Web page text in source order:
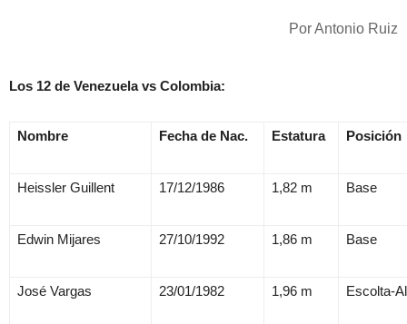
Por Antonio Ruiz
Los 12 de Venezuela vs Colombia:
Nombre Fecha de Nac. Estatura Posición
Heissler Guillent 17/12/1986 1,82 m Base
Edwin Mijares 27/10/1992 1,86 m Base
José Vargas 23/01/1982 1,96 m Escolta-